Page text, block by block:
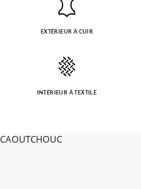
EXTÉRIEUR À CUIR
INTÉRIEUR À TEXTILE